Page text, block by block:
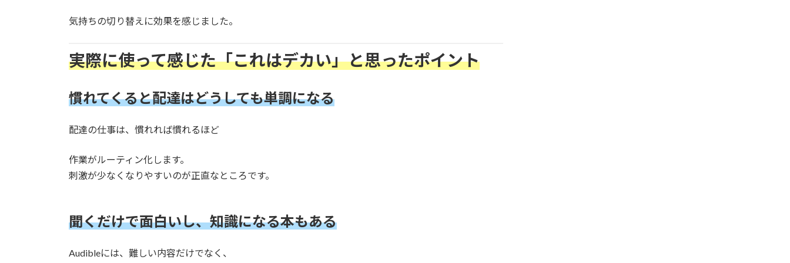
気持ちの切り替えに効果を感じました。
実際に使って感じた「これはデカい」と思ったポイント
慣れてくると配達はどうしても単調になる
配達の仕事は、慣れれば慣れるほど
作業がルーティン化します。
刺激が少なくなりやすいのが正直なところです。
聞くだけで面白いし、知識になる本もある
Audibleには、難しい内容だけでなく、